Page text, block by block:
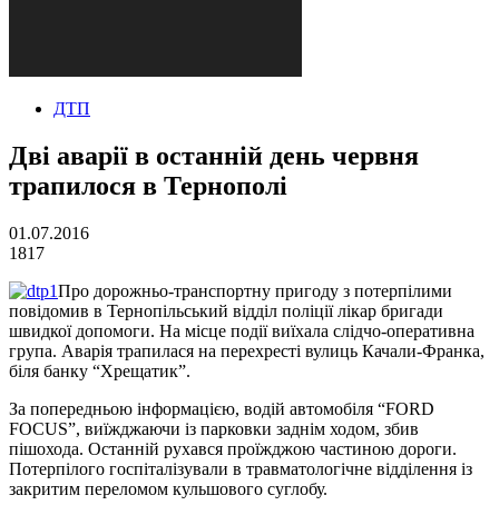
ДТП
Дві аварії в останній день червня
трапилося в Тернополі
01.07.2016
1817
Про дорожньо-транспортну пригоду з потерпілими
повідомив в Тернопільський відділ поліції лікар бригади
швидкої допомоги. На місце події виїхала слідчо-оперативна
група. Аварія трапилася на перехресті вулиць Качали-Франка,
біля банку “Хрещатик”.
За попередньою інформацією, водій автомобіля “FORD
FOCUS”, виїжджаючи із парковки заднім ходом, збив
пішохода. Останній рухався проїжджою частиною дороги.
Потерпілого госпіталізували в травматологічне відділення із
закритим переломом кульшового суглобу.